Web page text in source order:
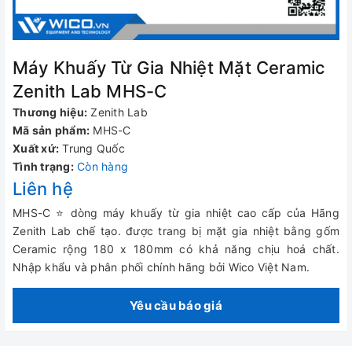
Máy Khuấy Từ Gia Nhiệt Mặt Ceramic
Zenith Lab MHS-C
Thương hiệu: Zenith Lab
Mã sản phẩm: MHS-C
Xuất xứ: Trung Quốc
Tình trạng: Còn hàng
Liên hệ
MHS-C ⭐ dòng máy khuấy từ gia nhiệt cao cấp của Hãng
Zenith Lab chế tạo. được trang bị mặt gia nhiệt bằng gốm
Ceramic rộng 180 x 180mm có khả năng chịu hoá chất.
Nhập khẩu và phân phối chính hãng bởi Wico Việt Nam.
Yêu cầu báo giá